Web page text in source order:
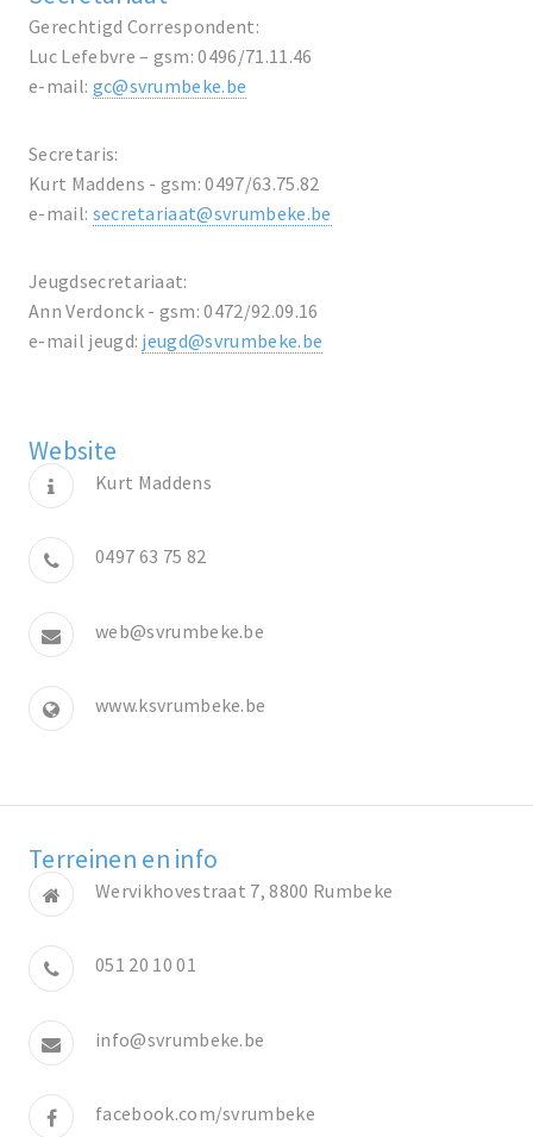
Gerechtigd Correspondent:
Luc Lefebvre – gsm: 0496/71.11.46
e-mail: gc@svrumbeke.be
Secretaris:
Kurt Maddens - gsm: 0497/63.75.82
e-mail: secretariaat@svrumbeke.be
Jeugdsecretariaat:
Ann Verdonck - gsm: 0472/92.09.16
e-mail jeugd: jeugd@svrumbeke.be
Website
Kurt Maddens
0497 63 75 82
web@svrumbeke.be
www.ksvrumbeke.be
Terreinen en info
Wervikhovestraat 7, 8800 Rumbeke
051 20 10 01
info@svrumbeke.be
facebook.com/svrumbeke